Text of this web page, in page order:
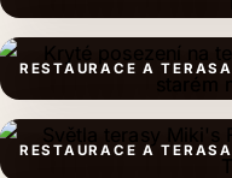
RESTAURACE A TERASA
RESTAURACE A TERASA